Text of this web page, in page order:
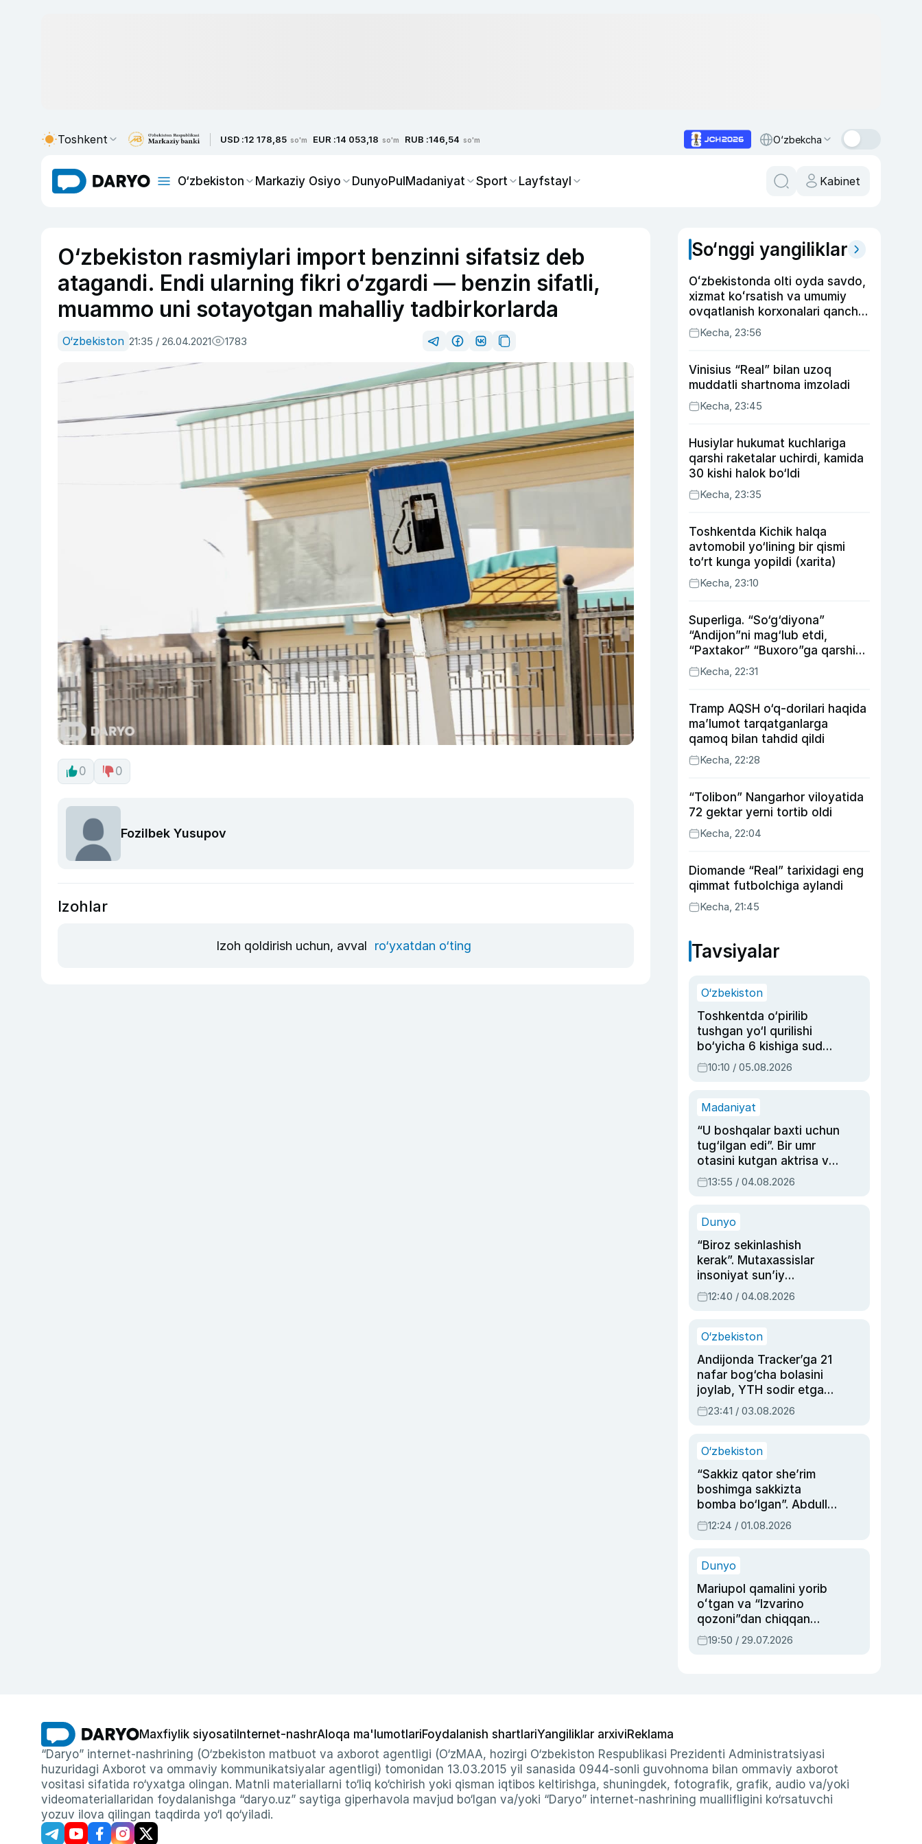
Toshkent USD :12 178,85 so'm EUR :14 053,18 so'm RUB :146,54 so'm O‘zbekcha
O‘zbekiston Markaziy Osiyo DunyoPulMadaniyat Sport Layfstayl Kabinet
O‘zbekiston rasmiylari import benzinni sifatsiz deb
atagandi. Endi ularning fikri o‘zgardi — benzin sifatli,
muammo uni sotayotgan mahalliy tadbirkorlarda
O‘zbekiston 21:35 / 26.04.2021 1783
0 0
Fozilbek Yusupov
Izohlar
Izoh qoldirish uchun, avval ro‘yxatdan o‘ting
So‘nggi yangiliklar
Oʻzbekistonda olti oyda savdo,
xizmat koʻrsatish va umumiy
ovqatlanish korxonalari qancha
soliq toʻlagani ochiqlandi
Kecha, 23:56
Vinisius “Real” bilan uzoq
muddatli shartnoma imzoladi
Kecha, 23:45
Husiylar hukumat kuchlariga
qarshi raketalar uchirdi, kamida
30 kishi halok bo‘ldi
Kecha, 23:35
Toshkentda Kichik halqa
avtomobil yo‘lining bir qismi
to‘rt kunga yopildi (xarita)
Kecha, 23:10
Superliga. “So‘g‘diyona”
“Andijon”ni mag‘lub etdi,
“Paxtakor” “Buxoro”ga qarshi
bahsda g‘alabani qo‘ldan
chiqardi
Kecha, 22:31
Tramp AQSH o‘q-dorilari haqida
ma’lumot tarqatganlarga
qamoq bilan tahdid qildi
Kecha, 22:28
“Tolibon” Nangarhor viloyatida
72 gektar yerni tortib oldi
Kecha, 22:04
Diomande “Real” tarixidagi eng
qimmat futbolchiga aylandi
Kecha, 21:45
Tavsiyalar
O‘zbekiston
Toshkentda o‘pirilib
tushgan yo‘l qurilishi
bo‘yicha 6 kishiga sud
hukmi o‘qildi
10:10 / 05.08.2026
Madaniyat
“U boshqalar baxti uchun
tug‘ilgan edi”. Bir umr
otasini kutgan aktrisa va
dublyaj ustasi Rimma
Ahmedovaning
13:55 / 04.08.2026
Dunyo
“Biroz sekinlashish
kerak”. Mutaxassislar
insoniyat sun’iy
intellektni boshqara
olmay qolishidan xavotir
12:40 / 04.08.2026
O‘zbekiston
Andijonda Tracker’ga 21
nafar bog‘cha bolasini
joylab, YTH sodir etgan
ayolga sud hukmi o‘qildi
23:41 / 03.08.2026
O‘zbekiston
“Sakkiz qator she’rim
boshimga sakkizta
bomba bo‘lgan”. Abdulla
Oripovni siyosiy
ayblovlardan asrab
12:24 / 01.08.2026
Dunyo
Mariupol qamalini yorib
oʻtgan va “Izvarino
qozoni”dan chiqqan
qahramon — Ukraina
armiyasi bosh
19:50 / 29.07.2026
Maxfiylik siyosati Internet-nashrAloqa ma'lumotlariFoydalanish shartlariYangiliklar arxiviReklama
“Daryo” internet-nashrining (O‘zbekiston matbuot va axborot agentligi (O‘zMAA, hozirgi O‘zbekiston Respublikasi Prezidenti Administratsiyasi
huzuridagi Axborot va ommaviy kommunikatsiyalar agentligi) tomonidan 13.03.2015 yil sanasida 0944-sonli guvohnoma bilan ommaviy axborot
vositasi sifatida ro‘yxatga olingan. Matnli materiallarni to‘liq ko‘chirish yoki qisman iqtibos keltirishga, shuningdek, fotografik, grafik, audio va/yoki
videomateriallaridan foydalanishga “daryo.uz” saytiga giperhavola mavjud bo‘lgan va/yoki “Daryo” internet-nashrining muallifligini ko‘rsatuvchi
yozuv ilova qilingan taqdirda yo‘l qo‘yiladi.